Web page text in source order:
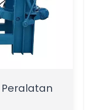
Peralatan